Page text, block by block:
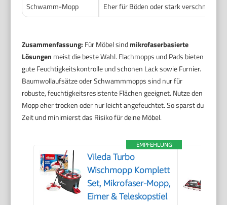
Schwamm-Mopp
Eher für Böden oder stark verschmutzte
Zusammenfassung: Für Möbel sindmikrofaserbasierte
Lösungen meist die beste Wahl. Flachmopps und Pads bieten
gute Feuchtigkeitskontrolle und schonen Lack sowie Furnier.
Baumwollaufsätze oder Schwammmopps sind nur für
robuste, feuchtigkeitsresistente Flächen geeignet. Nutze den
Mopp eher trocken oder nur leicht angefeuchtet. So sparst du
Zeit und minimierst das Risiko für deine Möbel.
EMPFEHLUNG
Vileda Turbo
Wischmopp Komplett
Set, Mikrofaser-Mopp,
Eimer & Teleskopstiel